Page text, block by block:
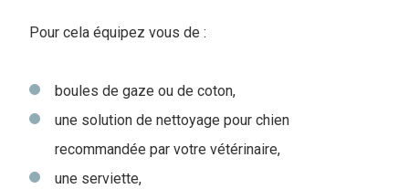
Pour cela équipez vous de :
boules de gaze ou de coton,
une solution de nettoyage pour chien
recommandée par votre vétérinaire,
une serviette,